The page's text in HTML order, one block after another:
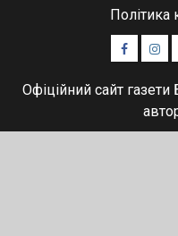
Політика
Офіційний сайт газети